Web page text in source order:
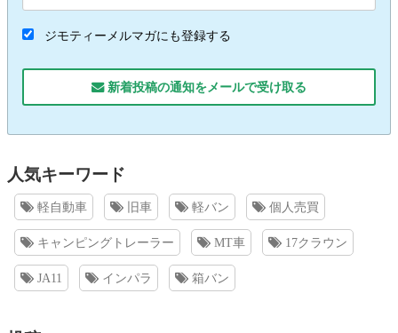
ジモティーメルマガにも登録する
新着投稿の通知をメールで受け取る
人気キーワード
軽自動車 旧車 軽バン 個人売買
キャンピングトレーラー MT車 17クラウン
JA11 インパラ 箱バン